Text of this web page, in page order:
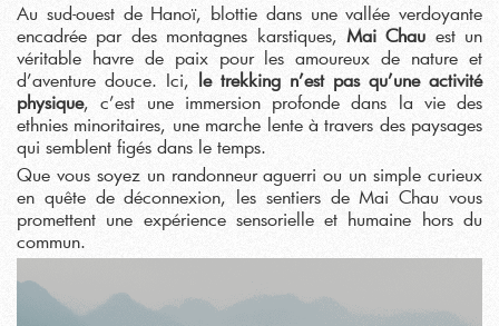
Au sud-ouest de Hanoï, blottie dans une vallée verdoyante
encadrée par des montagnes karstiques, Mai Chau est un
véritable havre de paix pour les amoureux de nature et
d’aventure douce. Ici, le trekking n’est pas qu’une activité
physique, c’est une immersion profonde dans la vie des
ethnies minoritaires, une marche lente à travers des paysages
qui semblent figés dans le temps.
Que vous soyez un randonneur aguerri ou un simple curieux
en quête de déconnexion, les sentiers de Mai Chau vous
promettent une expérience sensorielle et humaine hors du
commun.